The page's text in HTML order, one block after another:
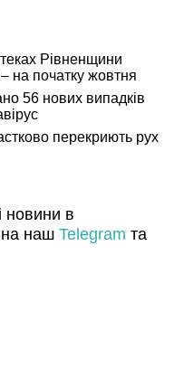
Рівненщини
– на початку жовтня
56 нових випадків
перекриють рух
новини в
на наш Telegram та